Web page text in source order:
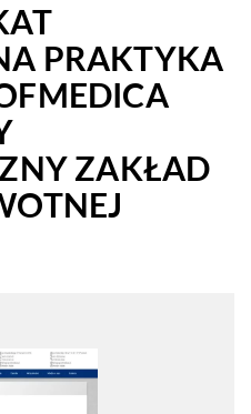
PRAKTYKA
ZAKŁAD